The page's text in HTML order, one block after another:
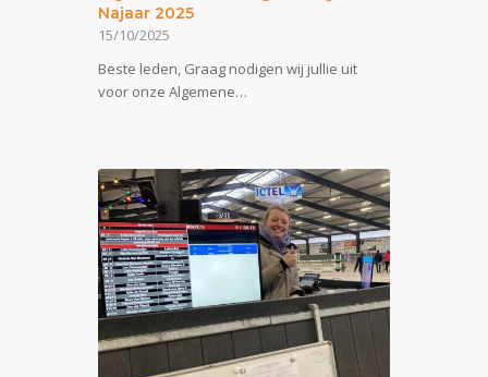
Najaar 2025
15/10/2025
Beste leden, Graag nodigen wij jullie uit
voor onze Algemene…